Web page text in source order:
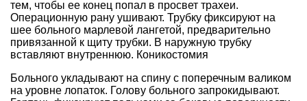
тем, чтобы ее конец попал в просвет трахеи.
Операционную рану ушивают. Трубку фиксируют на
шее больного марлевой лангетой, предварительно
привязанной к щиту трубки. В наружную трубку
вставляют внутреннюю. Коникостомия
Больного укладывают на спину с поперечным валиком
на уровне лопаток. Голову больного запрокидывают.